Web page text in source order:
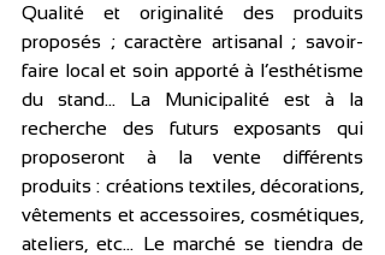
Qualité et originalité des produits
proposés ; caractère artisanal ; savoir-
faire local et soin apporté à l’esthétisme
du stand… La Municipalité est à la
recherche des futurs exposants qui
proposeront à la vente différents
produits : créations textiles, décorations,
vêtements et accessoires, cosmétiques,
ateliers, etc… Le marché se tiendra de